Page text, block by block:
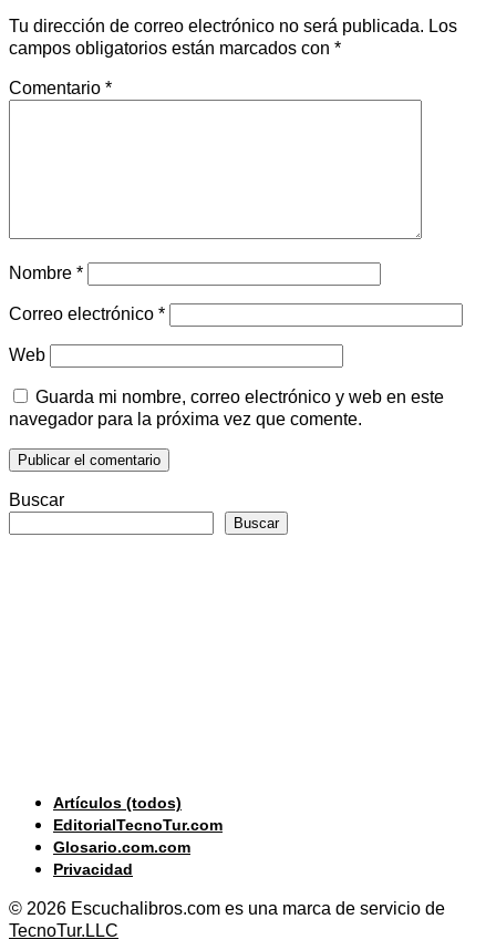
Tu dirección de correo electrónico no será publicada. Los
campos obligatorios están marcados con *
Comentario *
Nombre *
Correo electrónico *
Web
Guarda mi nombre, correo electrónico y web en este
navegador para la próxima vez que comente.
Buscar
Buscar
Artículos (todos)
EditorialTecnoTur.com
Glosario.com.com
Privacidad
© 2026 Escuchalibros.com es una marca de servicio de
TecnoTur.LLC